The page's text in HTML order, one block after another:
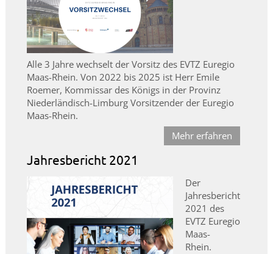
Alle 3 Jahre wechselt der Vorsitz des EVTZ Euregio
Maas-Rhein. Von 2022 bis 2025 ist Herr Emile
Roemer, Kommissar des Königs in der Provinz
Niederländisch-Limburg Vorsitzender der Euregio
Maas-Rhein.
Mehr erfahren
Jahresbericht 2021
Der
Jahresbericht
2021 des
EVTZ Euregio
Maas-
Rhein.